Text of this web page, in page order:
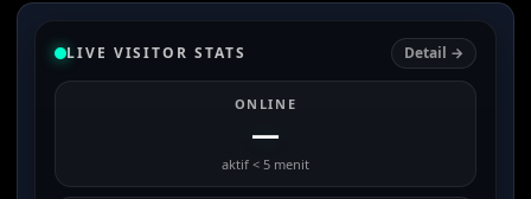
LIVE VISITOR STATS Detail →
ONLINE
—
aktif < 5 menit